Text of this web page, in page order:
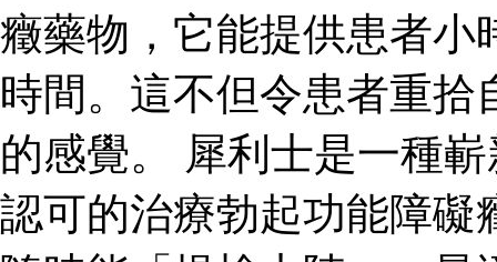
癥藥物，它能提供患者小
時間。這不但令患者重
的感覺。 犀利士是一種
認可的治療勃起功能障礙